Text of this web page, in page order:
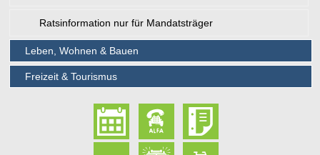
Ratsinformation nur für Mandatsträger
Leben, Wohnen & Bauen
Freizeit & Tourismus